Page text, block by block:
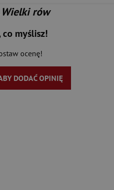
Wielki rów
co myślisz!
ocenę!
DODAĆ OPINIĘ